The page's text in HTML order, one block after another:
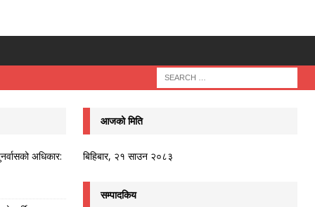
अधिकार:
आजको मिति
बिहिबार, २१ साउन २०८३
सम्पादकिय